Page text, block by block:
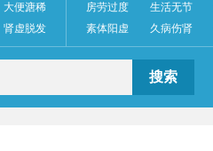
大便溏稀
肾虚脱发
房劳过度 生活无节
素体阳虚
久病伤肾